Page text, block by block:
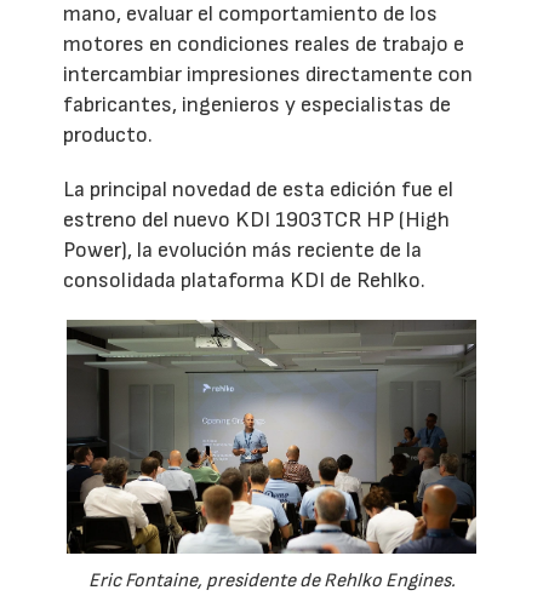
mano, evaluar el comportamiento de los
motores en condiciones reales de trabajo e
intercambiar impresiones directamente con
fabricantes, ingenieros y especialistas de
producto.
La principal novedad de esta edición fue el
estreno del nuevo KDI 1903TCR HP (High
Power), la evolución más reciente de la
consolidada plataforma KDI de Rehlko.
Eric Fontaine, presidente de Rehlko Engines.